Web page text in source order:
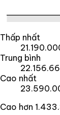
Thấp nhất
Trung bình
Cao nhất
Cao hơn